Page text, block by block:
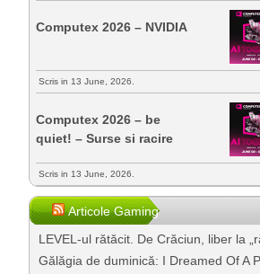
Computex 2026 – NVIDIA
Scris in 13 June, 2026.
Computex 2026 – be
quiet! – Surse si racire
Scris in 13 June, 2026.
Articole Gaming
LEVEL-ul rătăcit. De Crăciun, liber la
Gălăgia de duminică: I Dreamed Of A